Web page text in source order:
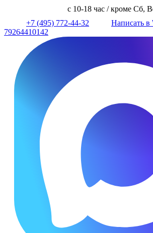
с 10-18 час / кроме Сб,
+7 (495) 772-44-32
Написать в
79264410142